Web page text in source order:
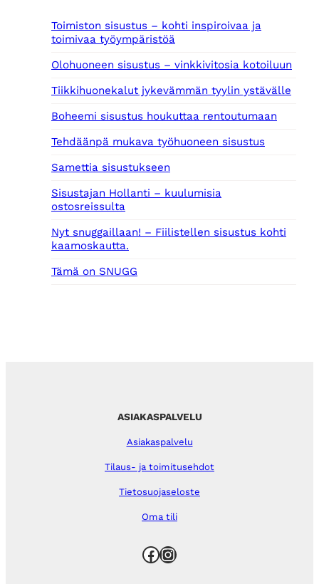
Toimiston sisustus – kohti inspiroivaa ja
toimivaa työympäristöä
Olohuoneen sisustus – vinkkivitosia kotoiluun
Tiikkihuonekalut jykevämmän tyylin ystävälle
Boheemi sisustus houkuttaa rentoutumaan
Tehdäänpä mukava työhuoneen sisustus
Samettia sisustukseen
Sisustajan Hollanti – kuulumisia
ostosreissulta
Nyt snuggaillaan! – Fiilistellen sisustus kohti
kaamoskautta.
Tämä on SNUGG
ASIAKASPALVELU
Asiakaspalvelu
Tilaus- ja toimitusehdot
Tietosuojaseloste
Oma tili
Facebook Instagram